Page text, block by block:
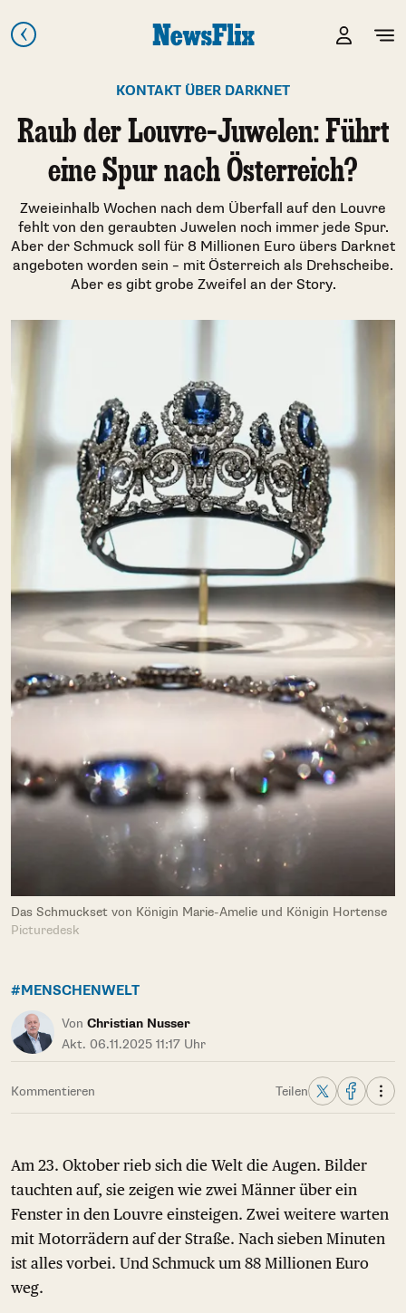
KONTAKT ÜBER DARKNET
Raub der Louvre-Juwelen: Führt
eine Spur nach Österreich?
Zweieinhalb Wochen nach dem Überfall auf den Louvre
fehlt von den geraubten Juwelen noch immer jede Spur.
Aber der Schmuck soll für 8 Millionen Euro übers Darknet
angeboten worden sein – mit Österreich als Drehscheibe.
Aber es gibt grobe Zweifel an der Story.
Das Schmuckset von Königin Marie-Amelie und Königin Hortense
Picturedesk
#MENSCHENWELT
Von Christian Nusser
Akt. 06.11.2025 11:17 Uhr
Kommentieren Teilen
Am 23. Oktober rieb sich die Welt die Augen. Bilder
tauchten auf, sie zeigen wie zwei Männer über ein
Fenster in den Louvre einsteigen. Zwei weitere warten
mit Motorrädern auf der Straße. Nach sieben Minuten
ist alles vorbei. Und Schmuck um 88 Millionen Euro
weg.